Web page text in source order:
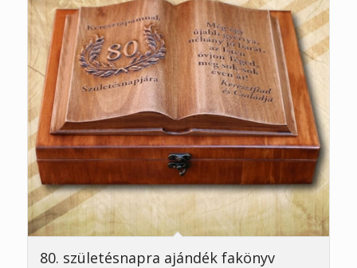
5.00
80. születésnapra ajándék fakönyv